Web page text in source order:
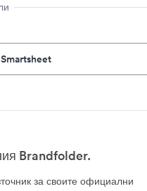
Brandfolder.
за своите официални